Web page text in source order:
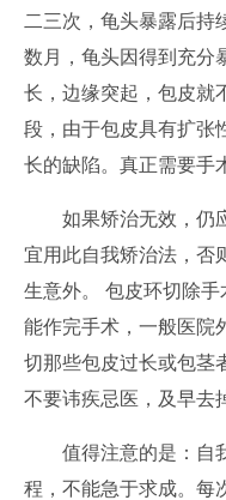
二三次，龟头暴露后持
数月，龟头因得到充分
长，边缘突起，包皮就
段，由于包皮具有扩张
长的缺陷。真正需要手
如果矫治无效，仍应
宜用此自我矫治法，否
生意外。 包皮环切除
能作完手术，一般医院
切那些包皮过长或包茎
不要讳疾忌医，及早去
值得注意的是：自我
程，不能急于求成。每